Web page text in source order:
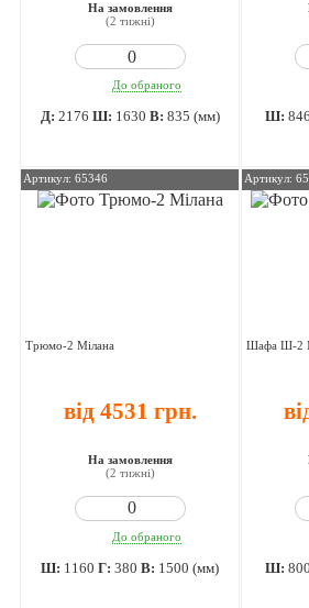
На замовлення
(2 тижні)
До обраного
Д: 2176 Ш: 1630 В: 835 (мм) Ш:846
Артикул: 65346
Трюмо-2 Мілана
від 4531 грн.
На замовлення
(2 тижні)
До обраного
Ш: 1160 Г:380 В: 1500 (мм)
Артикул:
Шафа Ш-2
Ш:800